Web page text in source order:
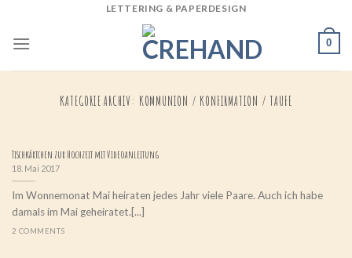
content
LETTERING & PAPERDESIGN
0
KATEGORIE ARCHIV: KOMMUNION / KONFIRMATION / TAUFE
Tischkärtchen zur Hochzeit mit Videoanleitung
18. Mai 2017
Im Wonnemonat Mai heiraten jedes Jahr viele Paare. Auch ich habe
damals im Mai geheiratet.[...]
2 COMMENTS